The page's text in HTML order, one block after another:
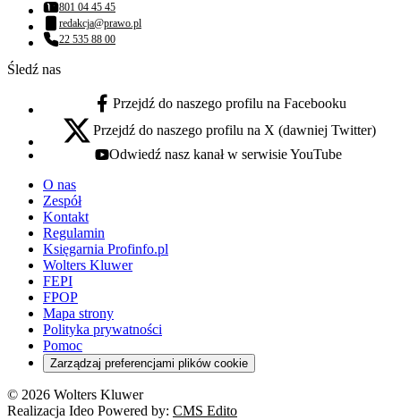
Numer telefonu:
801 04 45 45
Adres email:
redakcja@prawo.pl
Numer telefonu:
22 535 88 00
Śledź nas
facebook - otwiera się w nowej karcie
Przejdź do naszego profilu na Facebooku
x - otwiera się w nowej karcie
Przejdź do naszego profilu na X (dawniej Twitter)
youtube - otwiera się w nowej karcie
Odwiedź nasz kanał w serwisie YouTube
O nas
Zespół
Kontakt
Regulamin
Księgarnia Profinfo.pl
Wolters Kluwer
FEPI
FPOP
Mapa strony
Polityka prywatności
Pomoc
Zarządzaj preferencjami plików cookie
© 2026 Wolters Kluwer
Realizacja Ideo Powered by: CMS Edito